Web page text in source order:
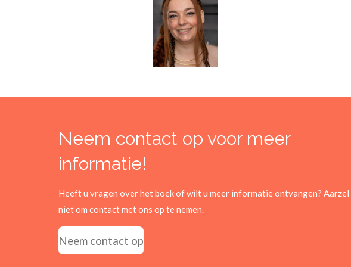
Neem contact op voor meer
informatie!
Heeft u vragen over het boek of wilt u meer informatie ontvangen? Aarzel
niet om contact met ons op te nemen.
Neem contact op